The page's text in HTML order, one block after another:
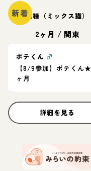
新着雑種（ミックス猫）
2ヶ月 / 関東
ポテくん ♂
【8/9参加】ポテくん
ヶ月
詳細を見る